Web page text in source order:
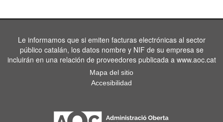
Le informamos que si emiten facturas electrónicas al sector
público catalán, los datos nombre y NIF de su empresa se
incluirán en una relación de proveedores publicada a www.aoc.cat
Mapa del sitio
Accesibilidad